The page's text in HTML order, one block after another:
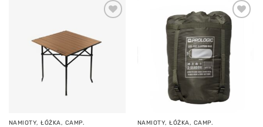
NAMIOTY, ŁÓŻKA, CAMP.
Add to
wishlist
NAMIOTY, ŁÓŻKA, CAMP.